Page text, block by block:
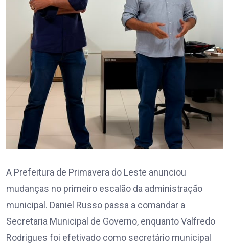
A Prefeitura de Primavera do Leste anunciou
mudanças no primeiro escalão da administração
municipal. Daniel Russo passa a comandar a
Secretaria Municipal de Governo, enquanto Valfredo
Rodrigues foi efetivado como secretário municipal